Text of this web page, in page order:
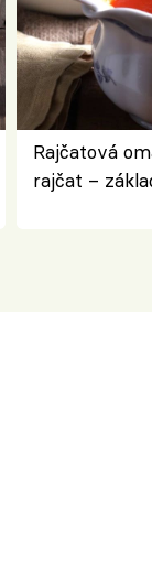
Rajčatová
rajčat –